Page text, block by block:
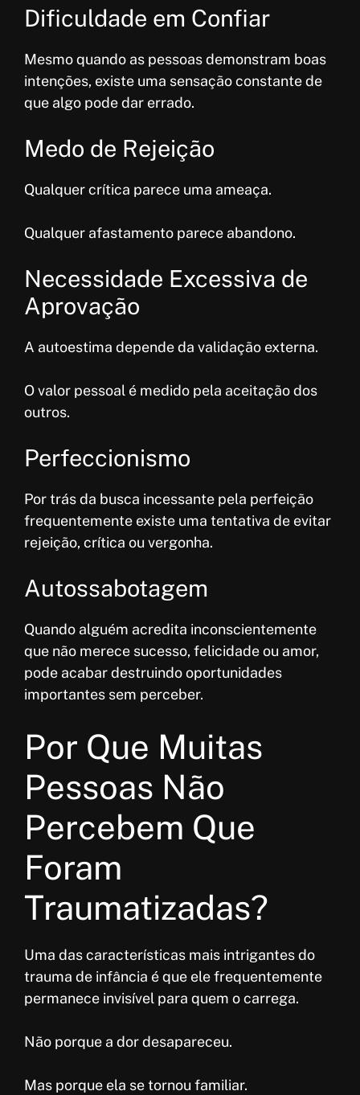
Dificuldade em Confiar
Mesmo quando as pessoas demonstram boas
intenções, existe uma sensação constante de
que algo pode dar errado.
Medo de Rejeição
Qualquer crítica parece uma ameaça.
Qualquer afastamento parece abandono.
Necessidade Excessiva de
Aprovação
A autoestima depende da validação externa.
O valor pessoal é medido pela aceitação dos
outros.
Perfeccionismo
Por trás da busca incessante pela perfeição
frequentemente existe uma tentativa de evitar
rejeição, crítica ou vergonha.
Autossabotagem
Quando alguém acredita inconscientemente
que não merece sucesso, felicidade ou amor,
pode acabar destruindo oportunidades
importantes sem perceber.
Por Que Muitas
Pessoas Não
Percebem Que
Foram
Traumatizadas?
Uma das características mais intrigantes do
trauma de infância é que ele frequentemente
permanece invisível para quem o carrega.
Não porque a dor desapareceu.
Mas porque ela se tornou familiar.